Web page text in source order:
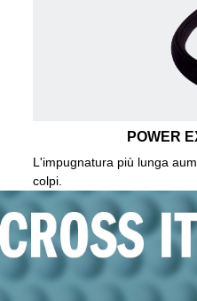
POWER
L'impugnatura più lunga
colpi.